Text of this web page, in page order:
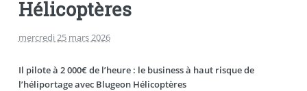
Hélicoptères
mercredi 25 mars 2026
Il pilote à 2 000€ de l’heure : le business à haut risque de
l’héliportage avec Blugeon Hélicoptères